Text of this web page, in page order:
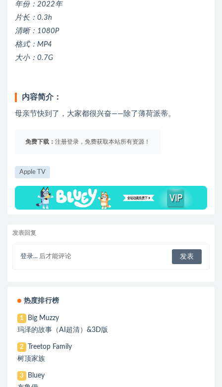
年份：2022年
片长：0.3h
清晰：1080P
格式：MP4
大小：0.7G
内容简介：
母亲节快到了，大家都很兴奋——除了薄荷派蒂。
免费下载： 注册登录，免费获取本站所有资源！
Apple TV
发表回复
登录... 后才能评论
热度排行榜
1
Big Muzzy
玛泽的故事（AI超清）&3D版
2
Treetop Family
树顶家族
3
Bluey